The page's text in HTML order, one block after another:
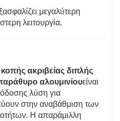
μεγαλύτερη
λειτουργία.
ακριβείας διπλής
αλουμινίουείναι
λύση για
στην αναβάθμιση των
Η απαράμιλλη